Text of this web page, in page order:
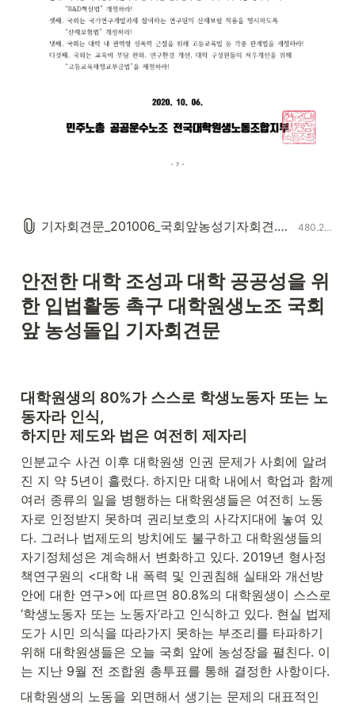
기자회견문_201006_국회앞농성기자회견.pdf 480.2KB
안전한 대학 조성과 대학 공공성을 위
한 입법활동 촉구 대학원생노조 국회
앞 농성돌입 기자회견문
대학원생의 80%가 스스로 학생노동자 또는 노
동자라 인식,
하지만 제도와 법은 여전히 제자리
인분교수 사건 이후 대학원생 인권 문제가 사회에 알려
진 지 약 5년이 흘렀다. 하지만 대학 내에서 학업과 함께
여러 종류의 일을 병행하는 대학원생들은 여전히 노동
자로 인정받지 못하며 권리보호의 사각지대에 놓여 있
다. 그러나 법제도의 방치에도 불구하고 대학원생들의
자기정체성은 계속해서 변화하고 있다. 2019년 형사정
책연구원의 <대학 내 폭력 및 인권침해 실태와 개선방
안에 대한 연구>에 따르면 80.8%의 대학원생이 스스로
‘학생노동자 또는 노동자’라고 인식하고 있다. 현실 법제
도가 시민 의식을 따라가지 못하는 부조리를 타파하기
위해 대학원생들은 오늘 국회 앞에 농성장을 펼친다. 이
는 지난 9월 전 조합원 총투표를 통해 결정한 사항이다.
대학원생의 노동을 외면해서 생기는 문제의 대표적인